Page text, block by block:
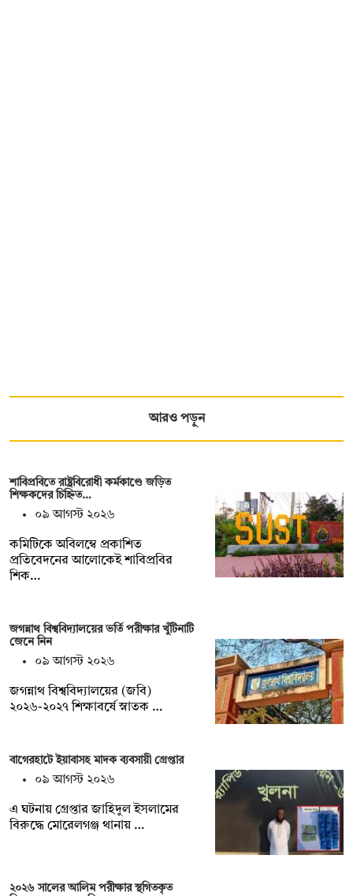
আরও পড়ুন
শাবিপ্রবিতে রাষ্ট্রবিরোধী কর্মকাণ্ডে জড়িত
শিক্ষকদের চিহ্নিত…
০৯ আগস্ট ২০২৬
কমিটিকে অবিলম্বে প্রকাশিত
প্রতিবেদনের আলোকেই শাবিপ্রবির
শিক…
জগন্নাথ বিশ্ববিদ্যালয়ের ভর্তি পরীক্ষার খুঁটিনাটি
জেনে নিন
০৯ আগস্ট ২০২৬
জগন্নাথ বিশ্ববিদ্যালয়ের (জবি)
২০২৬-২০২৭ শিক্ষাবর্ষে স্নাতক …
বাগেরহাটে ইয়াবাসহ মাদক ব্যবসায়ী গ্রেপ্তার
০৯ আগস্ট ২০২৬
এ ঘটনায় গ্রেপ্তার জাহিদুল ইসলামের
বিরুদ্ধে মোরেলগঞ্জ থানায় …
২০২৬ সালের আলিম পরীক্ষার স্থগিতকৃত